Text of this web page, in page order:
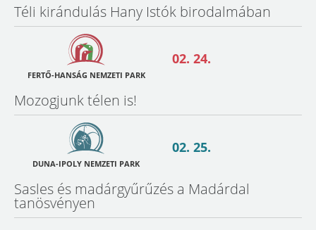
Téli kirándulás Hany Istók birodalmában
FERTŐ-HANSÁG NEMZETI PARK
02. 24.
Mozogjunk télen is!
DUNA-IPOLY NEMZETI PARK
02. 25.
Sasles és madárgyűrűzés a Madárdal
tanösvényen